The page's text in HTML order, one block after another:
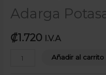
Adarga
₡1.720 I.V.A
Añadir al carrito